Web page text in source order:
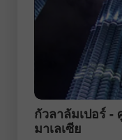
กัวลาลัมเปอร์ -
มาเลเซีย